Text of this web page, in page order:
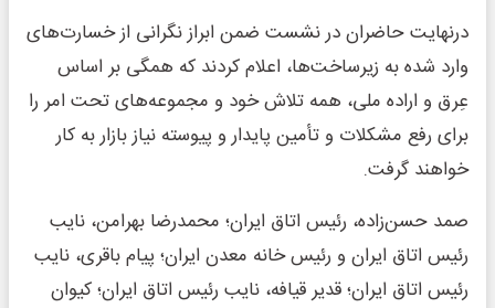
درنهایت حاضران در نشست ضمن ابراز نگرانی از خسارت‌های
وارد شده به زیرساخت‌ها، اعلام کردند که همگی بر اساس
عِرق و اراده ملی، همه تلاش خود و مجموعه‌های تحت امر را
برای رفع مشکلات و تأمین پایدار و پیوسته نیاز بازار به کار
خواهند گرفت.
صمد حسن‌زاده، رئیس اتاق ایران؛ محمدرضا بهرامن، نایب
رئیس اتاق ایران و رئیس خانه معدن ایران؛ پیام باقری، نایب
رئیس اتاق ایران؛ قدیر قیافه، نایب رئیس اتاق ایران؛ کیوان